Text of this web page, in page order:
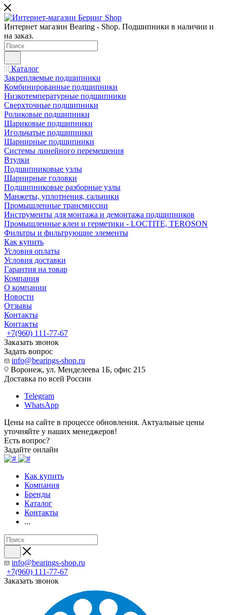
Интернет магазин Bearing - Shop. Подшипники в наличии и
на заказ.
Каталог
Закрепляемые подшипники
Комбинированные подшипники
Низкотемпературные подшипники
Сверхточные подшипники
Роликовые подшипники
Шариковые подшипники
Игольчатые подшипники
Шарнирные подшипники
Системы линейного перемещения
Втулки
Подшипниковые узлы
Шарнирные головки
Подшипниковые разборные узлы
Манжеты, уплотнения, сальники
Промышленные трансмиссии
Инструменты для монтажа и демонтажа подшипников
Промышленные клеи и герметики - LOCTITE, TEROSON
Фильтры и фильтрующие элементы
Как купить
Условия оплаты
Условия доставки
Гарантия на товар
Компания
О компании
Новости
Отзывы
Контакты
Контакты
+7(960) 111-77-67
Заказать звонок
Задать вопрос
info@bearings-shop.ru
Воронеж, ул. Менделеева 1Б, офис 215
Доставка по всей России
Telegram
WhatsApp
Цены на сайте в процессе обновления. Актуальные цены
уточняйте у наших менеджеров!
Есть вопрос?
Задайте онлайн
Как купить
Компания
Бренды
Каталог
Контакты
...
info@bearings-shop.ru
+7(960) 111-77-67
Заказать звонок